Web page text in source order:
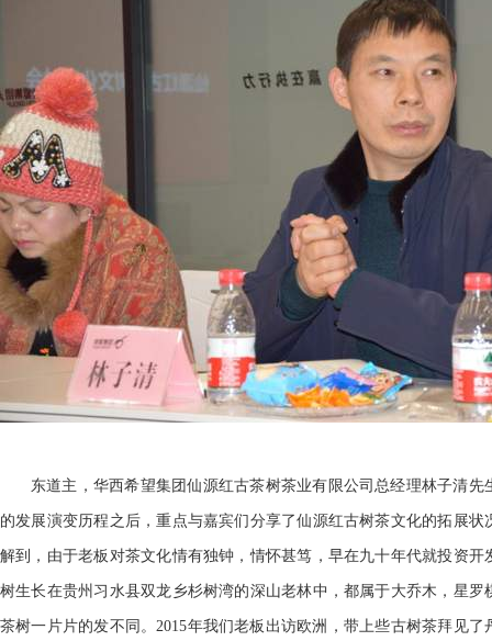
东道主，华西希望集团仙源红古茶树茶业有限公司总经理林子清
的发展演变历程之后，重点与嘉宾们分享了仙源红古树茶文化的拓展
解到，由于老板对茶文化情有独钟，情怀甚笃，早在九十年代就投资开
树生长在贵州习水县双龙乡杉树湾的深山老林中，都属于大乔木，星罗
茶树一片片的发不同。2015年我们老板出访欧洲，带上些古树茶拜见